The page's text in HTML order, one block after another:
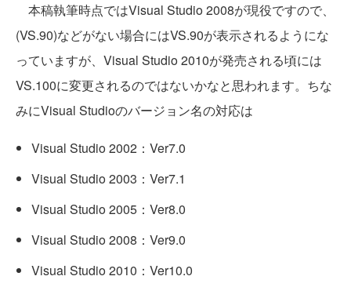
本稿執筆時点ではVisual Studio 2008が現役ですので、
(VS.90)などがない場合にはVS.90が表示されるようにな
っていますが、Visual Studio 2010が発売される頃には
VS.100に変更されるのではないかなと思われます。ちな
みにVisual Studioのバージョン名の対応は
Visual Studio 2002：Ver7.0
Visual Studio 2003：Ver7.1
Visual Studio 2005：Ver8.0
Visual Studio 2008：Ver9.0
Visual Studio 2010：Ver10.0